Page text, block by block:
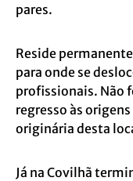
pares.
Reside
para onde se
profissionais. Não
regresso às
originária desta
Já na Covilhã